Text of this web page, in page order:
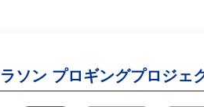
ラソン プロギングプロジ